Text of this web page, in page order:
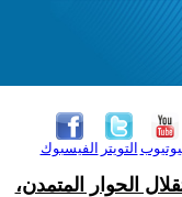
الفيسبوك التويتر
الحوار المتمدن،